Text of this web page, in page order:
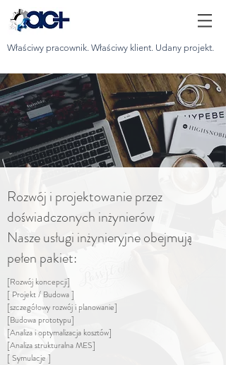
Właściwy pracownik. Właściwy klient. Udany projekt.
Rozwój i projektowanie przez
doświadczonych inżynierów
Nasze usługi inżynieryjne obejmują
pełen pakiet:
[Rozwój koncepcji]
[ Projekt / Budowa ]
[szczegółowy rozwój i planowanie]
[Budowa prototypu]
[Analiza i optymalizacja kosztów]
[Analiza strukturalna MES]
[ Symulacje ]